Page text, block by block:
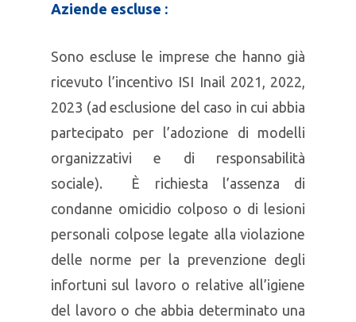
Aziende escluse :
Sono escluse le imprese che hanno già
ricevuto l’incentivo ISI Inail 2021, 2022,
2023 (ad esclusione del caso in cui abbia
partecipato per l’adozione di modelli
organizzativi e di responsabilità
sociale). È richiesta l’assenza di
condanne omicidio colposo o di lesioni
personali colpose legate alla violazione
delle norme per la prevenzione degli
infortuni sul lavoro o relative all’igiene
del lavoro o che abbia determinato una